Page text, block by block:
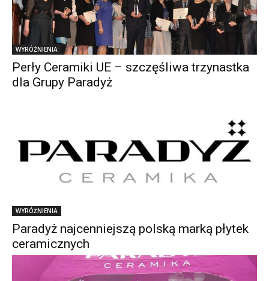
WYRÓŻNIENIA
Perły Ceramiki UE – szczęśliwa trzynastka
dla Grupy Paradyż
WYRÓŻNIENIA
Paradyż najcenniejszą polską marką płytek
ceramicznych